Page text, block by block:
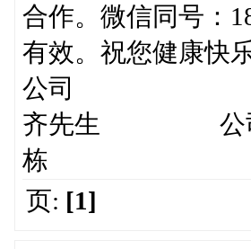
合作。微信同号：
有效。祝您健
公司 深
齐先生 公司地
栋
页: [1]